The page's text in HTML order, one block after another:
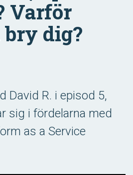
Varför
bry dig?
David R. i episod 5,
sig i fördelarna med
as a Service